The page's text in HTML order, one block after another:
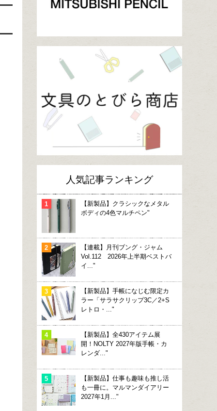
人気記事ランキング
【新製品】クラシックなメタル
ボディの4色マルチペン"
【連載】月刊ブング・ジャム
Vol.112 2026年上半期ベストバ
イ..."
【新製品】手帳になじむ限定カ
ラー「サラサクリップ3C／2+S
レトロ・..."
【新製品】全430アイテム展
開！NOLTY 2027年版手帳・カ
レンダ..."
【新製品】仕事も趣味も推し活
も一冊に。マルマンダイアリー
2027年1月..."